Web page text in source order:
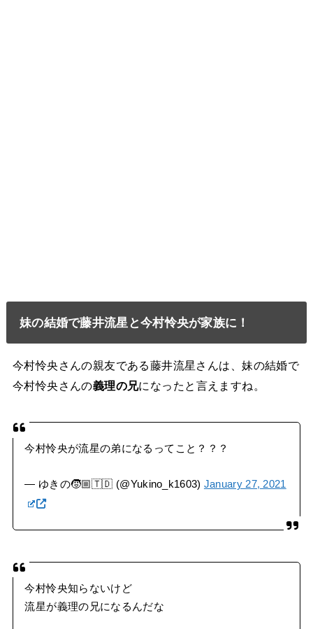
妹の結婚で藤井流星と今村怜央が家族に！
今村怜央さんの親友である藤井流星さんは、妹の結婚で
今村怜央さんの義理の兄になったと言えますね。
今村怜央が流星の弟になるってこと？？？
— ゆきの🧒🏼🇹🇩 (@Yukino_k1603) January 27, 2021
今村怜央知らないけど
流星が義理の兄になるんだな